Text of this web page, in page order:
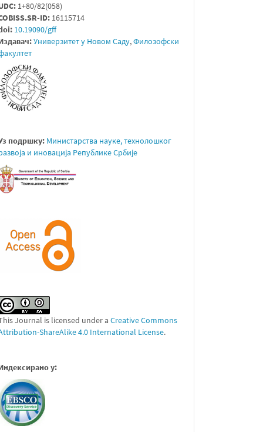
1+80/82(058)
ID: 16115714
10.19090/gff
Универзитет у Новом Саду,Филозофски
подршку: Министарствa науке, технолошког
и иновација Републике Србије
Journal is licensed under a Creative Commons
ShareAlike 4.0 International License.
у: